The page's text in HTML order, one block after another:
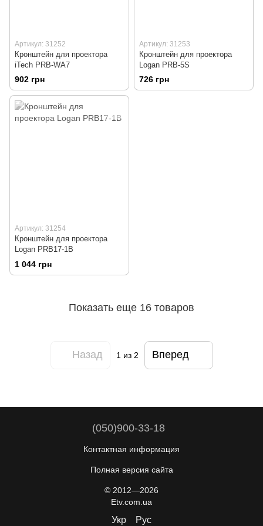
Артикул: 31252
Кронштейн для проектора
iTech PRB-WA7
902 грн
Артикул: 31253
Кронштейн для проектора
Logan PRB-5S
726 грн
Артикул: 31254
Кронштейн для проектора
Logan PRB17-1B
1 044 грн
Показать еще 16 товаров
Назад 1 из 2 Вперед
(050)900-33-18
Контактная информация
Полная версия сайта
© 2012—2026
Etv.com.ua
Укр Рус